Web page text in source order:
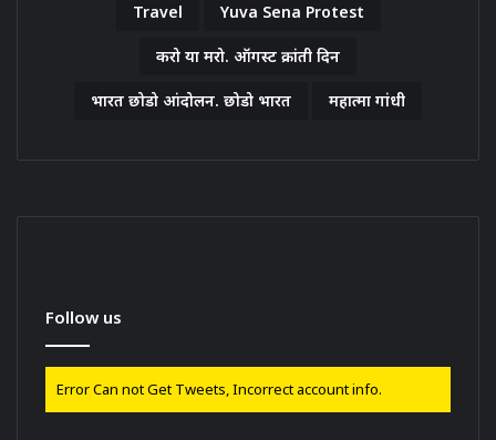
Travel Yuva Sena Protest
करो या मरो. ऑगस्ट क्रांती दिन
भारत छोडो आंदोलन. छोडो भारत महात्मा गांधी
Follow us
Error Can not Get Tweets, Incorrect account info.